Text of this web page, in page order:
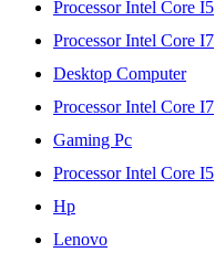
Processor Intel Core I5
Processor Intel Core I7
Desktop Computer
Processor Intel Core I7
Gaming Pc
Processor Intel Core I5
Hp
Lenovo